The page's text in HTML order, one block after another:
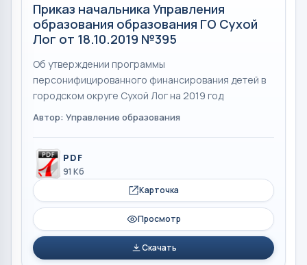
Приказ начальника Управления
образования образования ГО Сухой
Лог от 18.10.2019 №395
Об утверждении программы
персонифицированного финансирования детей в
городском округе Сухой Лог на 2019 год
Автор: Управление образования
PDF
91 Кб
Карточка
Просмотр
Скачать